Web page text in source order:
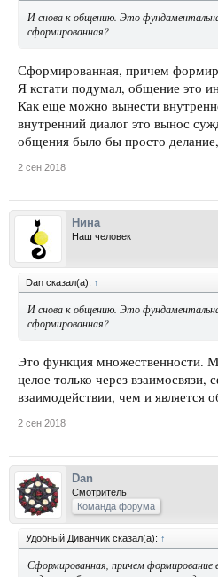
И снова к общению. Это
сформированная?
Сформированная, причем
Я кстати подумал, общение это
Как еще можно вынести
внутренний диалог это вынос
общения было бы просто
2 сен 2018
Нина
Наш человек
Dan сказал(а): ↑
И снова к общению. Это
сформированная?
Это функция множественности.
целое только через
взаимодействии, чем и является
2 сен 2018
Dan
Смотритель
Команда форума
Удобный Диванчик сказал(а): ↑
Сформированная, причем формирование